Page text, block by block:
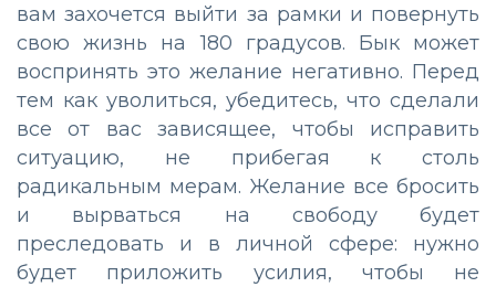
вам захочется выйти за рамки и повернуть
свою жизнь на 180 градусов. Бык может
воспринять это желание негативно. Перед
тем как уволиться, убедитесь, что сделали
все от вас зависящее, чтобы исправить
ситуацию, не прибегая к столь
радикальным мерам. Желание все бросить
и вырваться на свободу будет
преследовать и в личной сфере: нужно
будет приложить усилия, чтобы не